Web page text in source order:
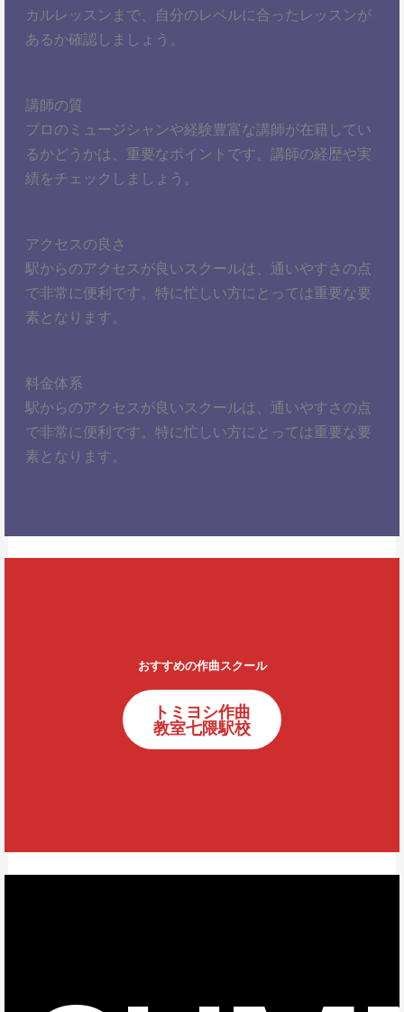
カルレッスンまで、自分のレベルに合ったレッスンが
あるか確認しましょう。
講師の質
プロのミュージシャンや経験豊富な講師が在籍してい
るかどうかは、重要なポイントです。講師の経歴や実
績をチェックしましょう。
アクセスの良さ
駅からのアクセスが良いスクールは、通いやすさの点
で非常に便利です。特に忙しい方にとっては重要な要
素となります。
料金体系
駅からのアクセスが良いスクールは、通いやすさの点
で非常に便利です。特に忙しい方にとっては重要な要
素となります。
おすすめの作曲スクール
トミヨシ作曲
教室七隈駅校